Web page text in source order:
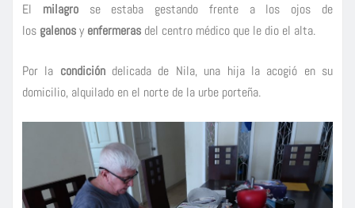
El milagrose estaba gestando frente a los ojos de
los galenosy enfermeras del centro médico que le dio el alta.
Por la condición delicada de Nila, una hija la acogió en su
domicilio, alquilado en el norte de la urbe porteña.